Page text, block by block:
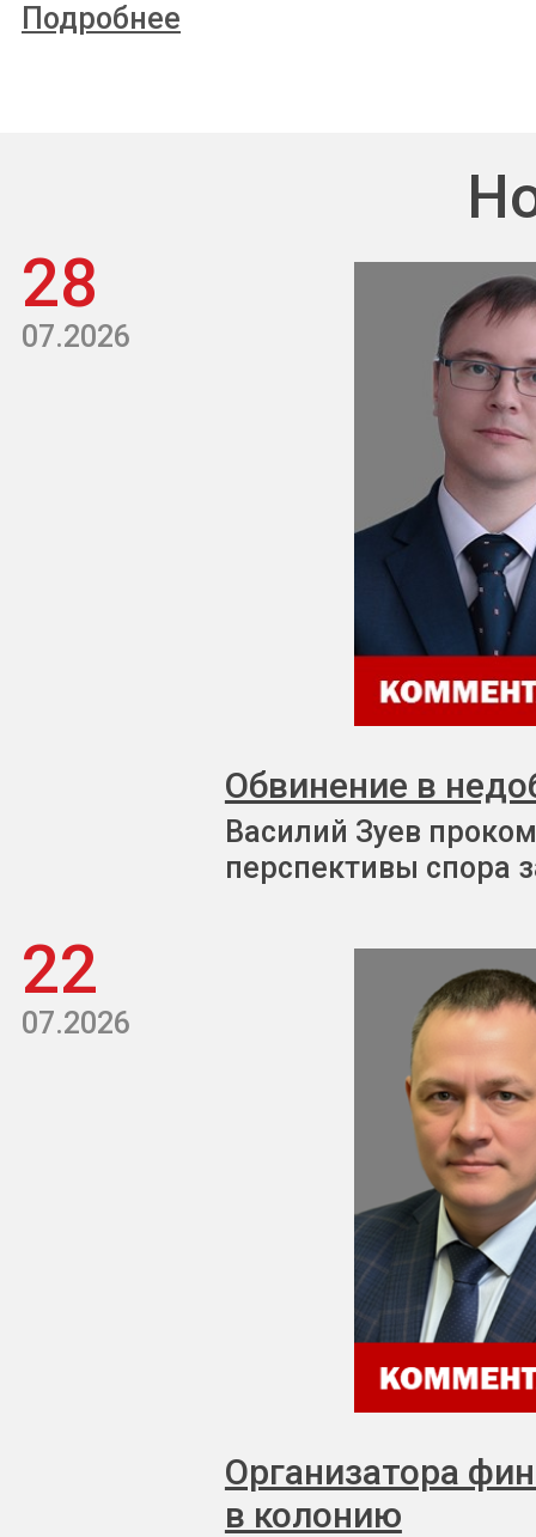
Подробнее
28
07.2026
Обвинение в
Василий Зуев
перспективы спора
22
07.2026
Организатора
в колонию